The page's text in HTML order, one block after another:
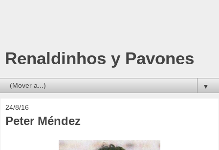
Renaldinhos y Pavones
▼
24/8/16
Peter Méndez